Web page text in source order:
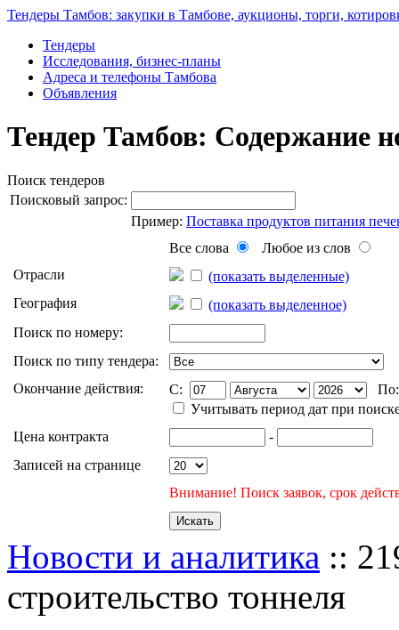
Тендеры Тамбов: закупки в Тамбове, аукционы, торги,
Тендеры
Исследования, бизнес-планы
Адреса и телефоны Тамбова
Объявления
Тендер Тамбов: Содержание
Поиск тендеров
Поисковый запрос:
Пример: Поставка продуктов питания
Все слова
Любое из слов
Отрасли
(показать выделенные)
География
(показать выделенное)
Поиск по номеру:
Поиск по типу тендера:
Окончание действия:
C:
Учитывать период дат при
Цена контракта
-
Записей на странице
Внимание! Поиск заявок, срок
Новости и аналитика ::
строительство тоннеля